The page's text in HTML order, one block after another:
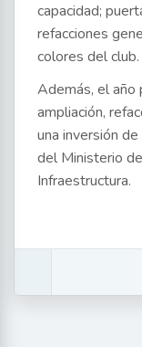
capacidad;
refacciones
colores del club.
Además, el año
ampliación,
una inversión
del Ministerio
Infraestructura.